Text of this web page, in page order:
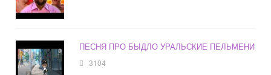
ПЕСНЯ ПРО БЫДЛО УРАЛЬСКИЕ ПЕЛЬМЕНИ
3104